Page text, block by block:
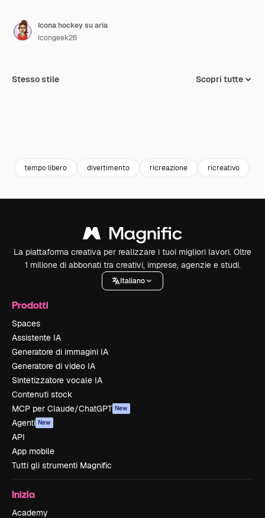
Icona hockey su aria
Icongeek26
Stesso stile Scopri tutte
tempo libero divertimento ricreazione ricreativo
La piattaforma creativa per realizzare i tuoi migliori lavori. Oltre
1 milione di abbonati tra creativi, imprese, agenzie e studi.
Italiano
Prodotti
Spaces
Assistente IA
Generatore di immagini IA
Generatore di video IA
Sintetizzatore vocale IA
Contenuti stock
MCP per Claude/ChatGPT New
Agenti New
API
App mobile
Tutti gli strumenti Magnific
Inizia
Academy